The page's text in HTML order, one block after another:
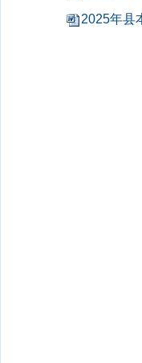
2025年县